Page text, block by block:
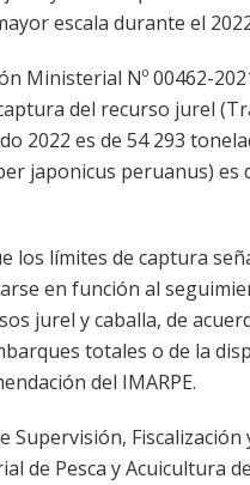
escala durante el
Ministerial Nº 00462-
del recurso jurel
2022 es de 54 293
japonicus peruanus) es
los límites de captura
en función al
jurel y caballa, de
totales o de la
del IMARPE.
Supervisión, Fiscalización
de Pesca y Acuicultura